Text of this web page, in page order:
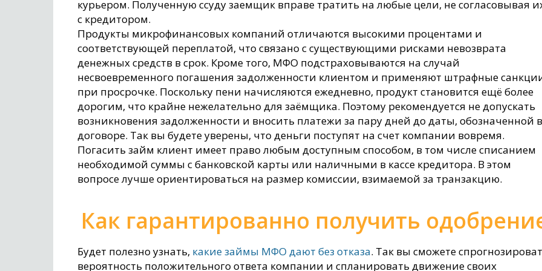
курьером. Полученную ссуду заемщик вправе тратить на любые цели, не согласовывая
с кредитором.
Продукты микрофинансовых компаний отличаются высокими процентами и
соответствующей переплатой, что связано с существующими рисками невозврата
денежных средств в срок. Кроме того, МФО подстраховываются на случай
несвоевременного погашения задолженности клиентом и применяют штрафные
при просрочке. Поскольку пени начисляются ежедневно, продукт становится ещё более
дорогим, что крайне нежелательно для заёмщика. Поэтому рекомендуется не допускать
возникновения задолженности и вносить платежи за пару дней до даты, обозначенной в
договоре. Так вы будете уверены, что деньги поступят на счет компании вовремя.
Погасить займ клиент имеет право любым доступным способом, в том числе списанием
необходимой суммы с банковской карты или наличными в кассе кредитора. В этом
вопросе лучше ориентироваться на размер комиссии, взимаемой за транзакцию.
Как гарантированно получить
Будет полезно узнать, какие займы МФО дают без отказа. Так вы сможете
вероятность положительного ответа компании и спланировать движение своих